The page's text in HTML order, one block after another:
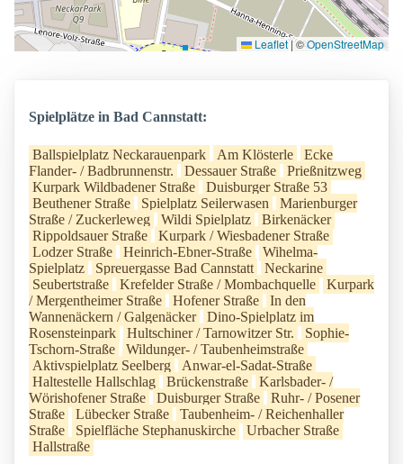
Leaflet|©OpenStreetMap
Spielplätze in Bad Cannstatt:
Ballspielplatz Neckarauenpark Am Klösterle
Ecke
Flander- / Badbrunnenstr.
Dessauer Straße
Prießnitzweg
Kurpark Wildbadener Straße
Duisburger Straße 53
Beuthener Straße
Spielplatz Seilerwasen
Marienburger
Straße / Zuckerleweg
Wildi Spielplatz
Birkenäcker
Rippoldsauer Straße
Kurpark / Wiesbadener Straße
Lodzer Straße
Heinrich-Ebner-Straße
Wihelma-
Spielplatz
Spreuergasse Bad Cannstatt
Neckarine
Seubertstraße
Krefelder Straße / Mombachquelle
Kurpark
/ Mergentheimer Straße
Hofener Straße
In den
Wannenäckern / Galgenäcker
Dino-Spielplatz im
Rosensteinpark
Hultschiner / Tarnowitzer Str.
Sophie-
Tschorn-Straße
Wildunger- / Taubenheimstraße
Aktivspielplatz Seelberg
Anwar-el-Sadat-Straße
Haltestelle Hallschlag
Brückenstraße
Karlsbader- /
Wörishofener Straße
Duisburger Straße
Ruhr- / Posener
Straße
Lübecker Straße
Taubenheim- / Reichenhaller
Straße
Spielfläche Stephanuskirche
Urbacher Straße
Hallstraße